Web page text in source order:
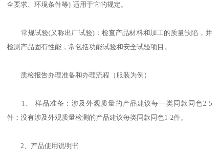
全要求、环境条件等) 适用于它的规定。
常规试验(又称出厂试验)：检查产品材料和加工的质量缺陷，并
检测产品固有性能，常包括功能试验和安全试验项目。
质检报告办理准备和办理流程（服装为例）
1、 样品准备：涉及外观质量的产品建议每一类同款同色2-5
件；没有涉及外观质量检测的产品建议每类同款同色1-2件。
2、产品使用说明书